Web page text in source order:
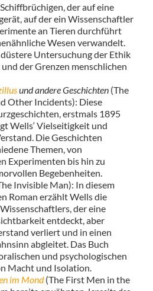
der auf eine
auf der ein Wissenschaftler
an Tieren durchführt
Wesen verwandelt.
Untersuchung der Ethik
der Grenzen menschlichen
und andere Geschichten(The
Other Incidents): Diese
erstmals 1895
Wells‘ Vielseitigkeit und
Die Geschichten
Themen, von
Experimenten bis hin zu
Begebenheiten.
Invisible Man): In diesem
Roman erzählt Wells die
der eine
entdeckt, aber
verliert und in einen
abgleitet. Das Buch
und psychologischen
Macht und Isolation.
im Mond(The First Men in the